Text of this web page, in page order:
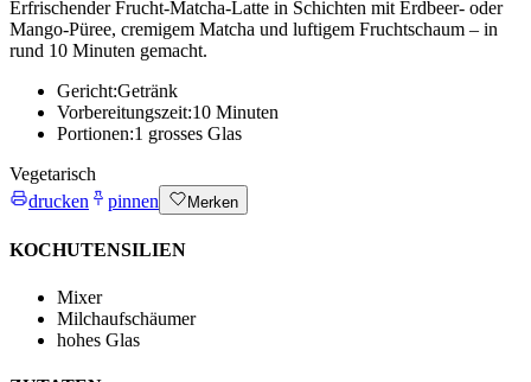
Erfrischender Frucht-Matcha-Latte in Schichten mit Erdbeer- oder
Mango-Püree, cremigem Matcha und luftigem Fruchtschaum – in
rund 10 Minuten gemacht.
Gericht:Getränk
Vorbereitungszeit:10 Minuten
Portionen:1 grosses Glas
Vegetarisch
drucken
pinnen Merken
KOCHUTENSILIEN
Mixer
Milchaufschäumer
hohes Glas